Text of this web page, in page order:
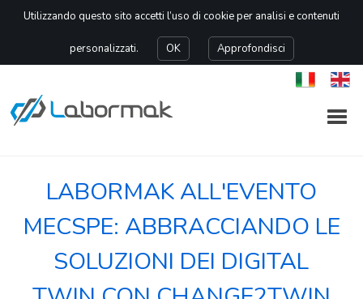
Utilizzando questo sito accetti l’uso di cookie per analisi e contenuti
personalizzati. OK Approfondisci
LABORMAK ALL'EVENTO
MECSPE: ABBRACCIANDO LE
SOLUZIONI DEI DIGITAL